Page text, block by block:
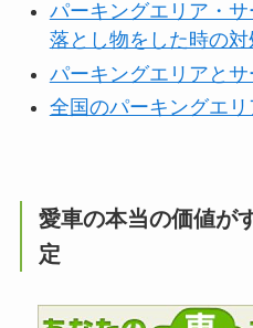
パーキングエリア・
落とし物をした時の対
パーキングエリアと
全国のパーキングエ
愛車の本当の価値が
定